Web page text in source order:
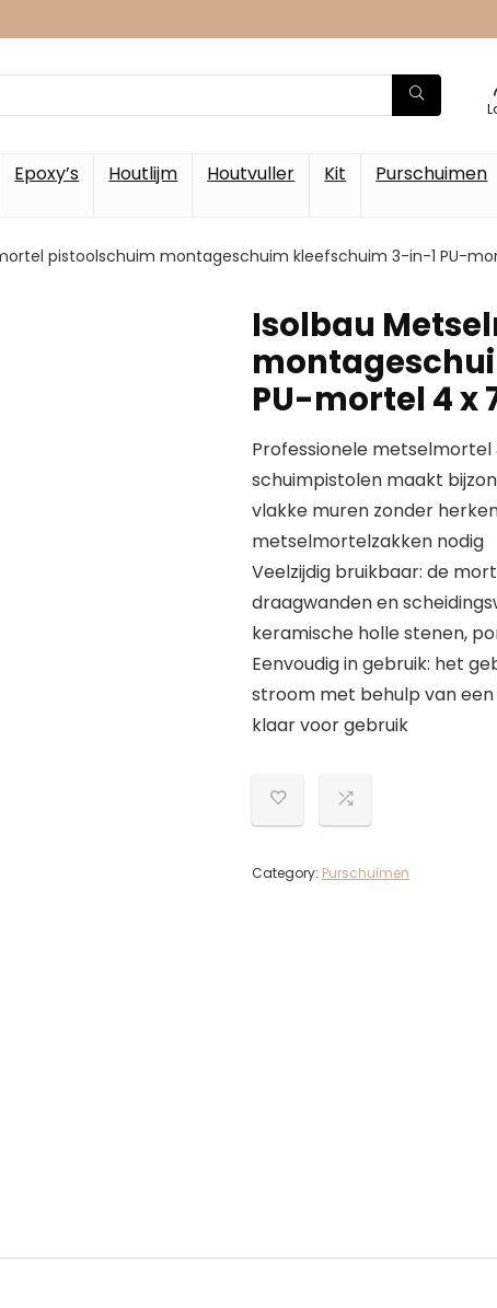
Epoxy’s Houtlijm Houtvuller Kit Purschuimen
pistoolschuim montageschuim kleefschuim 3-in-1 PU-
Isolbau
PU-mortel 4 x
Professionele
schuimpistolen maakt
vlakke muren zonder
metselmortelzakken nodig
Veelzijdig bruikbaar: de
draagwanden en
keramische holle stenen,
Eenvoudig in gebruik: het
stroom met behulp van
klaar voor gebruik
Category: Purschuimen